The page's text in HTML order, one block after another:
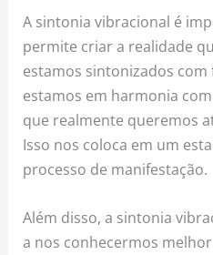
A sintonia vibracional é
permite criar a realidade
estamos sintonizados
estamos em harmonia
que realmente queremos
Isso nos coloca em um
processo de manifestação.
Além disso, a sintonia
a nos conhecermos